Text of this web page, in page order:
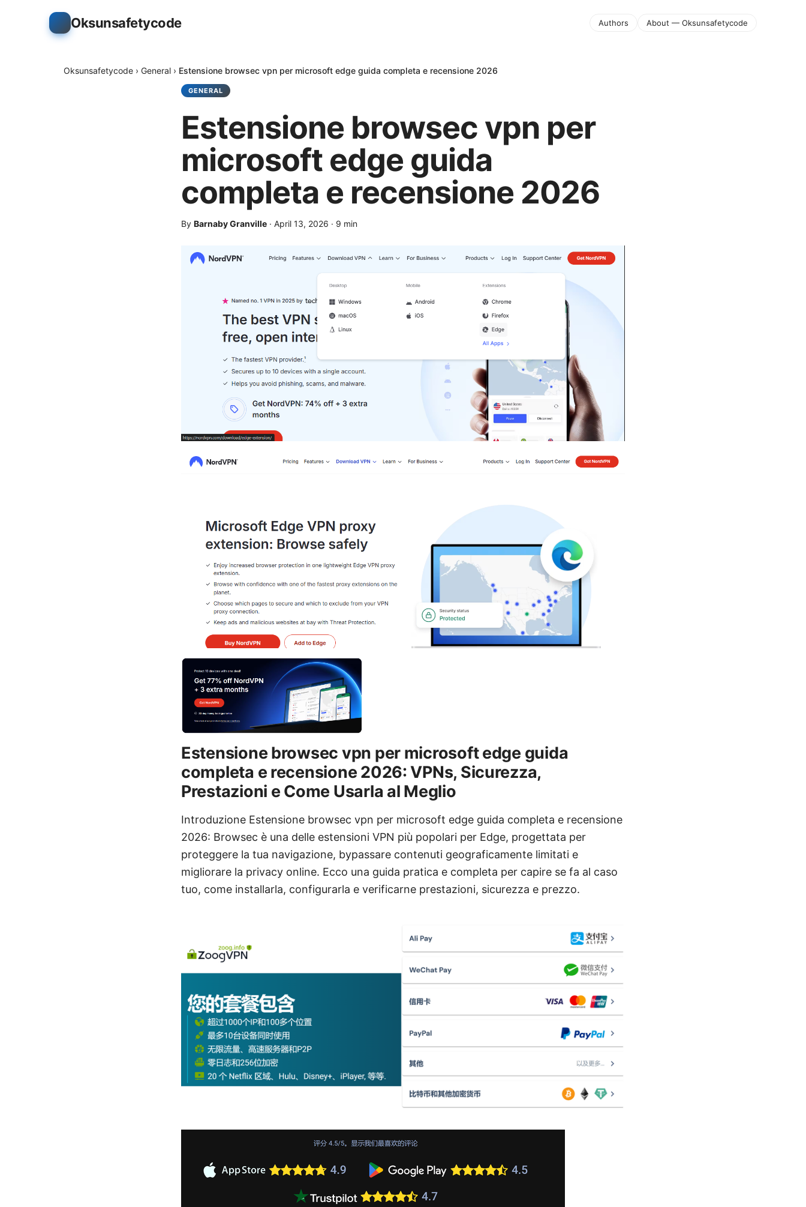
Oksunsafetycode Authors About — Oksunsafetycode
Oksunsafetycode › General › Estensione browsec vpn per microsoft edge guida completa e recensione 2026
GENERAL
Estensione browsec vpn per
microsoft edge guida
completa e recensione 2026
By Barnaby Granville · April 13, 2026 · 9 min
Estensione browsec vpn per microsoft edge guida
completa e recensione 2026: VPNs, Sicurezza,
Prestazioni e Come Usarla al Meglio
Introduzione Estensione browsec vpn per microsoft edge guida completa e recensione
2026: Browsec è una delle estensioni VPN più popolari per Edge, progettata per
proteggere la tua navigazione, bypassare contenuti geograficamente limitati e
migliorare la privacy online. Ecco una guida pratica e completa per capire se fa al caso
tuo, come installarla, configurarla e verificarne prestazioni, sicurezza e prezzo.